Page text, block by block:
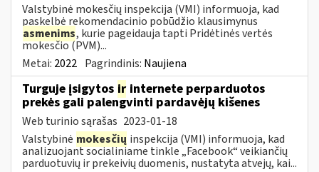
Valstybinė mokesčių inspekcija (VMI) informuoja, kad
paskelbė rekomendacinio pobūdžio klausimynus
asmenims, kurie pageidauja tapti Pridėtinės vertės
mokesčio (PVM)...
Metai: 2022 Pagrindinis: Naujiena
Turguje įsigytos ir internete perparduotos
prekės gali palengvinti pardavėjų kišenes
Web turinio sąrašas 2023-01-18
Valstybinė mokesčių inspekcija (VMI) informuoja, kad
analizuojant socialiniame tinkle „Facebook“ veikiančių
parduotuvių ir prekeivių duomenis, nustatyta atvejų, kai...